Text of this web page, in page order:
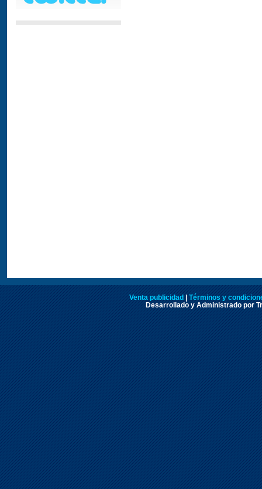
Venta publicidad
Términos y
Desarrollado y Administrado por